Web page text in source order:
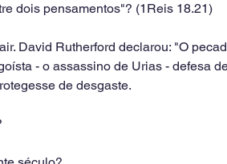
dois pensamentos"? (1Reis 18.21)
David Rutherford declarou: "O
- o assassino de Urias - defesa
de desgaste.